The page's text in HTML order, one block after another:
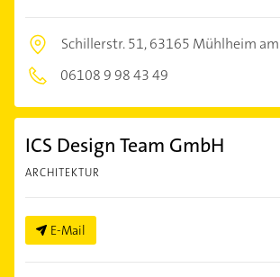
Schillerstr. 51,63165 Mühlheim
06108 9 98 43 49
ICS Design Team GmbH
ARCHITEKTUR
E-Mail